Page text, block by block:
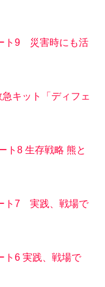
ト9 災害時にも活
急キット「ディフェ
ト8 生存戦略 熊と
ト7 実践、戦場で
ト6 実践、戦場で